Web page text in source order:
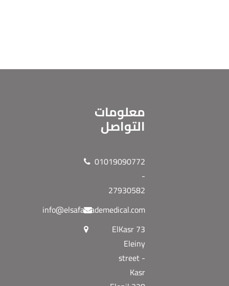
معلومات
التواصل
01019090772
-
27930582
info@elsafatrademedical.com
73 ElKasr
Eleiny
street -
Kasr